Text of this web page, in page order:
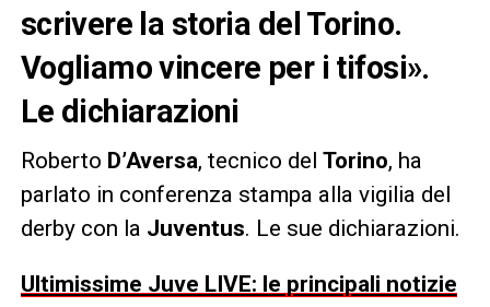
scrivere la storia del Torino.
Vogliamo vincere per i tifosi».
Le dichiarazioni
Roberto D’Aversa, tecnico del Torino, ha
parlato in conferenza stampa alla vigilia del
derby con la Juventus. Le sue dichiarazioni.
Ultimissime Juve LIVE: le principali notizie